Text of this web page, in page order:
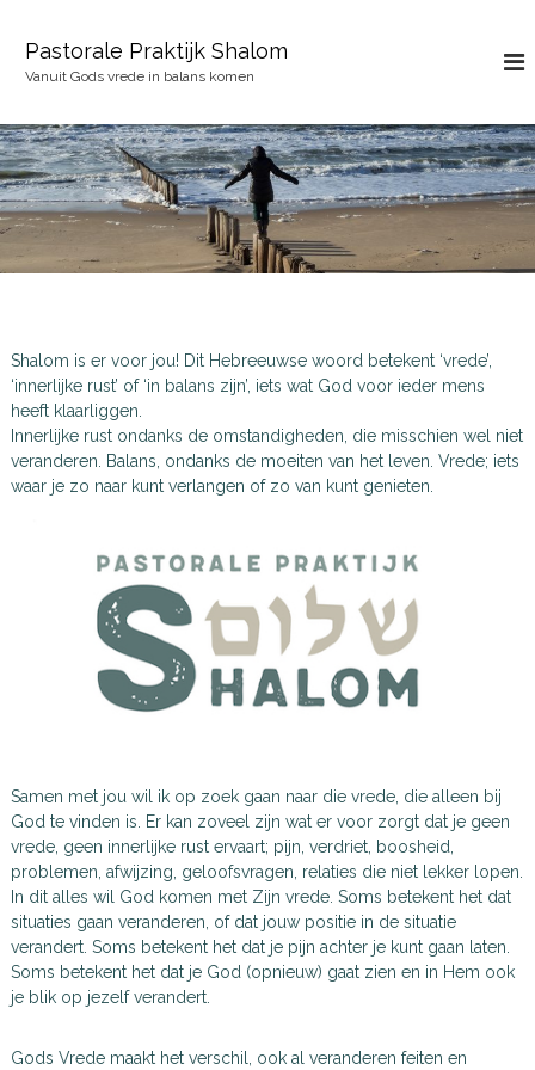
r
d
e
i
n
Pastorale Praktijk Shalom
Vanuit Gods vrede in balans komen
Shalom is er voor jou! Dit Hebreeuwse woord betekent ‘vrede’,
‘innerlijke rust’ of ‘in balans zijn’, iets wat God voor ieder mens
heeft klaarliggen.
Innerlijke rust ondanks de omstandigheden, die misschien wel niet
veranderen. Balans, ondanks de moeiten van het leven. Vrede; iets
waar je zo naar kunt verlangen of zo van kunt genieten.
Samen met jou wil ik op zoek gaan naar die vrede, die alleen bij
God te vinden is. Er kan zoveel zijn wat er voor zorgt dat je geen
vrede, geen innerlijke rust ervaart; pijn, verdriet, boosheid,
problemen, afwijzing, geloofsvragen, relaties die niet lekker lopen.
In dit alles wil God komen met Zijn vrede. Soms betekent het dat
situaties gaan veranderen, of dat jouw positie in de situatie
verandert. Soms betekent het dat je pijn achter je kunt gaan laten.
Soms betekent het dat je God (opnieuw) gaat zien en in Hem ook
je blik op jezelf verandert.
Gods Vrede maakt het verschil, ook al veranderen feiten en